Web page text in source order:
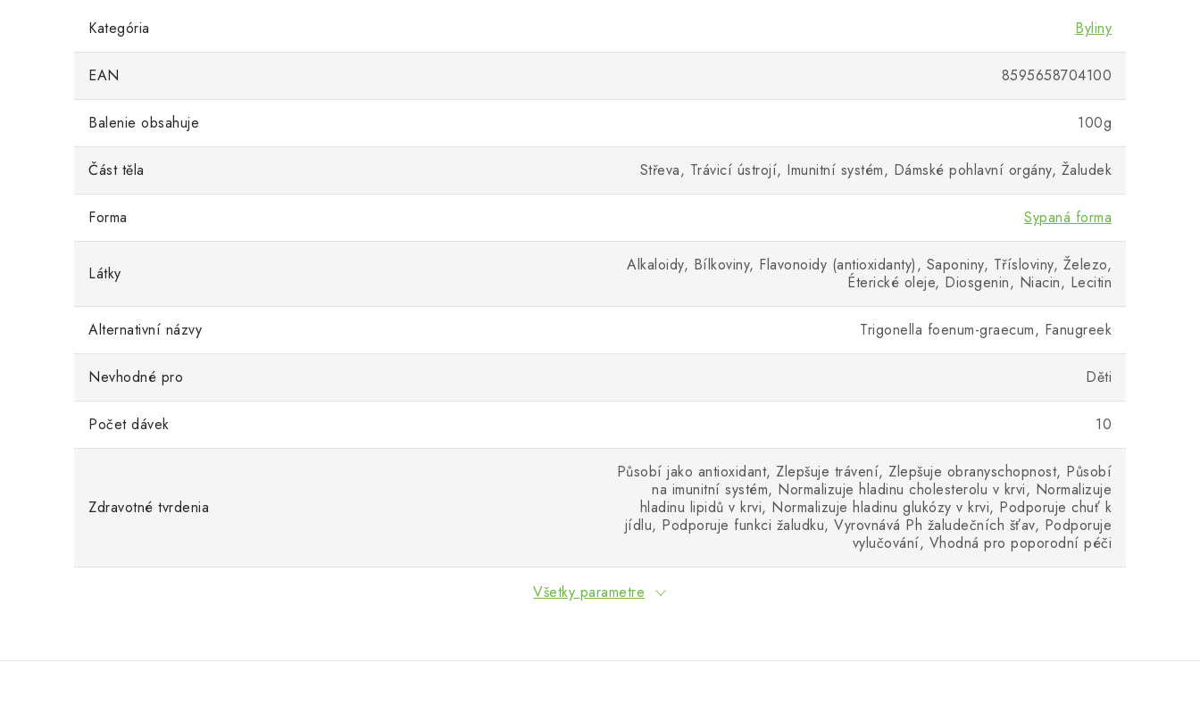
Kategória Byliny
EAN 8595658704100
Balenie obsahuje 100g
Část těla Střeva, Trávicí ústrojí, Imunitní systém, Dámské pohlavní orgány, Žaludek
Forma Sypaná forma
Látky
Alkaloidy, Bílkoviny, Flavonoidy (antioxidanty), Saponiny, Třísloviny, Železo,
Éterické oleje, Diosgenin, Niacin, Lecitin
Alternativní názvy Trigonella foenum-graecum, Fanugreek
Nevhodné pro Děti
Počet dávek 10
Zdravotné tvrdenia
Působí jako antioxidant, Zlepšuje trávení, Zlepšuje obranyschopnost, Působí
na imunitní systém, Normalizuje hladinu cholesterolu v krvi, Normalizuje
hladinu lipidů v krvi, Normalizuje hladinu glukózy v krvi, Podporuje chuť k
jídlu, Podporuje funkci žaludku, Vyrovnává Ph žaludečních šťav, Podporuje
vylučování, Vhodná pro poporodní péči
Všetky parametre